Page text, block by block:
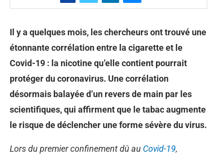
Il y a quelques mois, les chercheurs ont trouvé une
étonnante corrélation entre la cigarette et le
Covid-19 : la nicotine qu’elle contient pourrait
protéger du coronavirus. Une corrélation
désormais balayée d’un revers de main par les
scientifiques, qui affirment que le tabac augmente
le risque de déclencher une forme sévère du virus.
Lors du premier confinement dû au Covid-19,